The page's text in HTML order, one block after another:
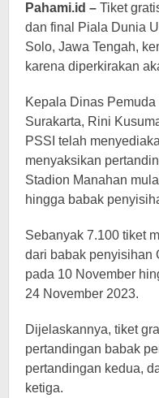
Pahami.id – Tiket
dan final Piala Dunia
Solo, Jawa Tengah,
karena diperkirakan
Kepala Dinas
Surakarta, Rini
PSSI telah
menyaksikan
Stadion Manahan
hingga babak
Sebanyak 7.100 tiket
dari babak penyisihan
pada 10 November
24 November 2023.
Dijelaskannya, tiket
pertandingan babak
pertandingan kedua,
ketiga.